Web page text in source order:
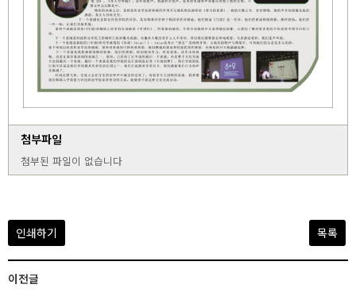
첨부파일
첨부된 파일이 없습니다
인쇄하기 목록
이전글